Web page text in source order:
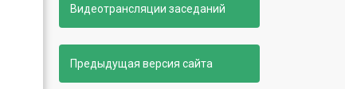
Видеотрансляции заседаний
Предыдущая версия сайта